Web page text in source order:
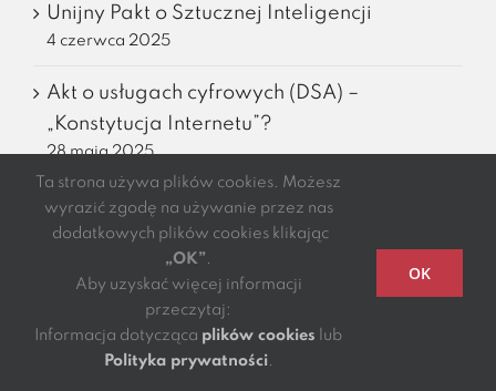
Unijny Pakt o Sztucznej Inteligencji
4 czerwca 2025
Akt o usługach cyfrowych (DSA) –
„Konstytucja Internetu”?
28 maja 2025
O ramiączku do sukni i złamanej karierze
Johna Singer Sargenta
Kontrole sektorowe UODO 2025. Jak się
przygotować, zanim UODO zapuka do
Ta strona używa plików cookies. Możesz
wyrazić zgodę na używanie przez nas
dodatkowych plików cookies klikając
„OK” .
Aby uzyskać więcej informacji
przeczytaj:
Informacja dotycząca plików cookies lub
Polityka prywatności .
OK